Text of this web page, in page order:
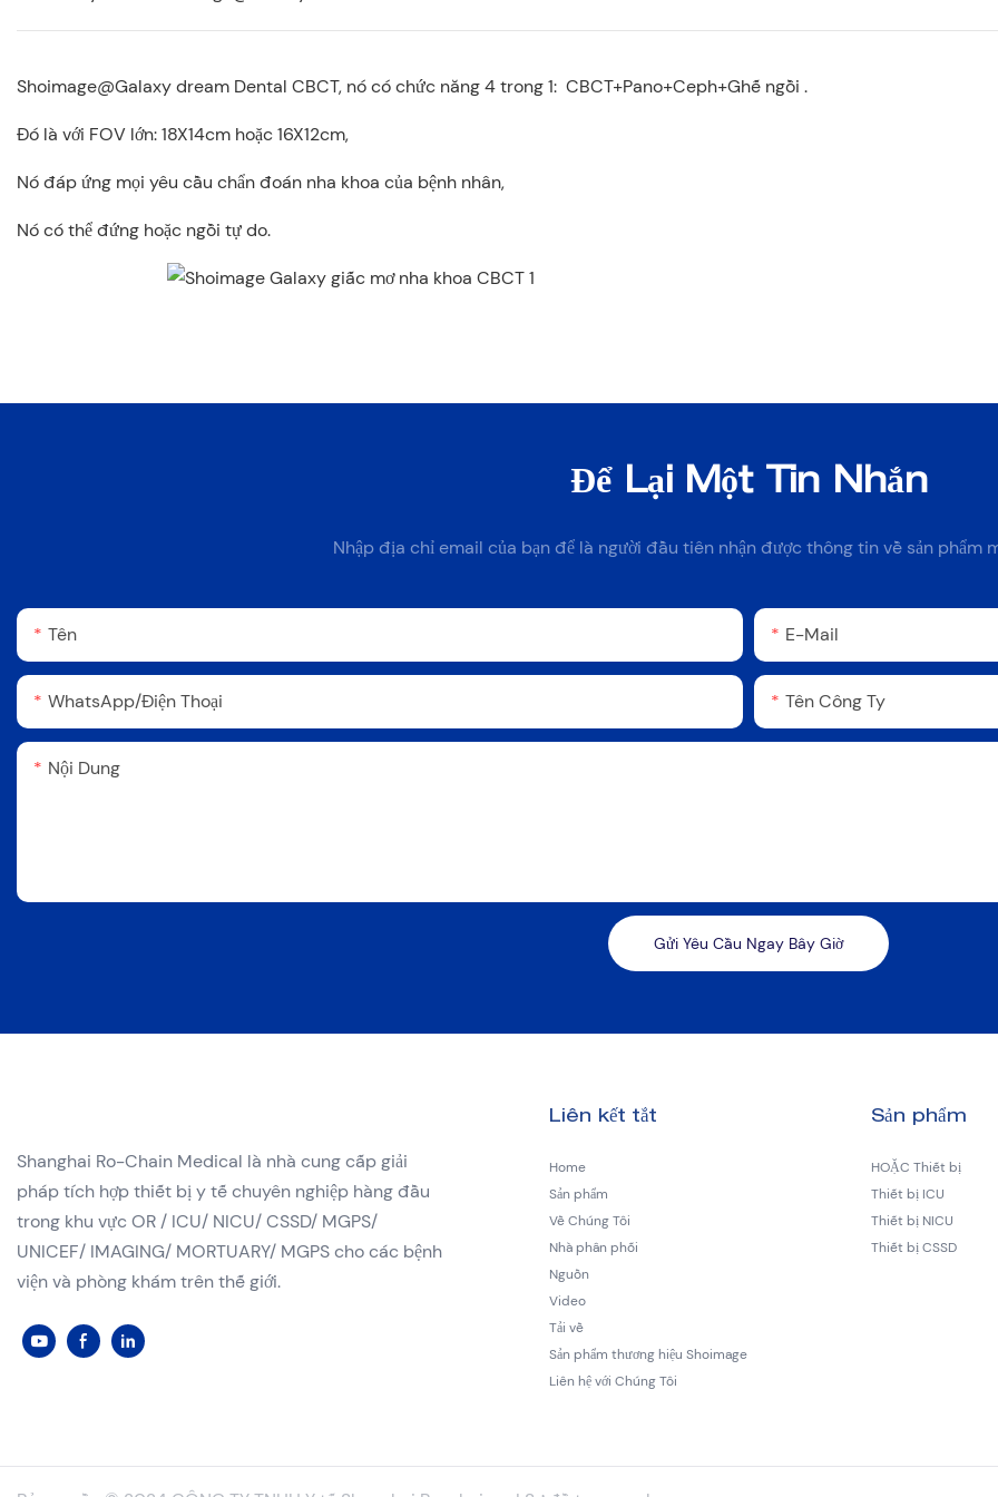
Shoimage@Galaxy dream Dental CBCT, nó có chức năng 4 trong 1: CBCT+Pano+Ceph+Ghế ngồi .
Đó là với FOV lớn: 18X14cm hoặc 16X12cm,
Nó đáp ứng mọi yêu cầu chẩn đoán nha khoa của bệnh nhân,
Nó có thể đứng hoặc ngồi tự do.
Để Lại Một Tin Nhắn
Nhập địa chỉ email của bạn để là người đầu tiên nhận được thông tin về sản phẩm
Tên E-Mail
WhatsApp/Điện Thoại Tên Công Ty
Nội Dung
Gửi Yêu Cầu Ngay Bây Giờ
Shanghai Ro-Chain Medical là nhà cung cấp giải
pháp tích hợp thiết bị y tế chuyên nghiệp hàng đầu
trong khu vực OR / ICU/ NICU/ CSSD/ MGPS/
UNICEF/ IMAGING/ MORTUARY/ MGPS cho các bệnh
viện và phòng khám trên thế giới.
Liên kết tắt
Home
Sản phẩm
Về Chúng Tôi
Nhà phân phối
Nguồn
Video
Tải về
Sản phẩm thương hiệu Shoimage
Liên hệ với Chúng Tôi
Sản phẩm
HOẶC Thiết bị
Thiết bị ICU
Thiết bị NICU
Thiết bị CSSD